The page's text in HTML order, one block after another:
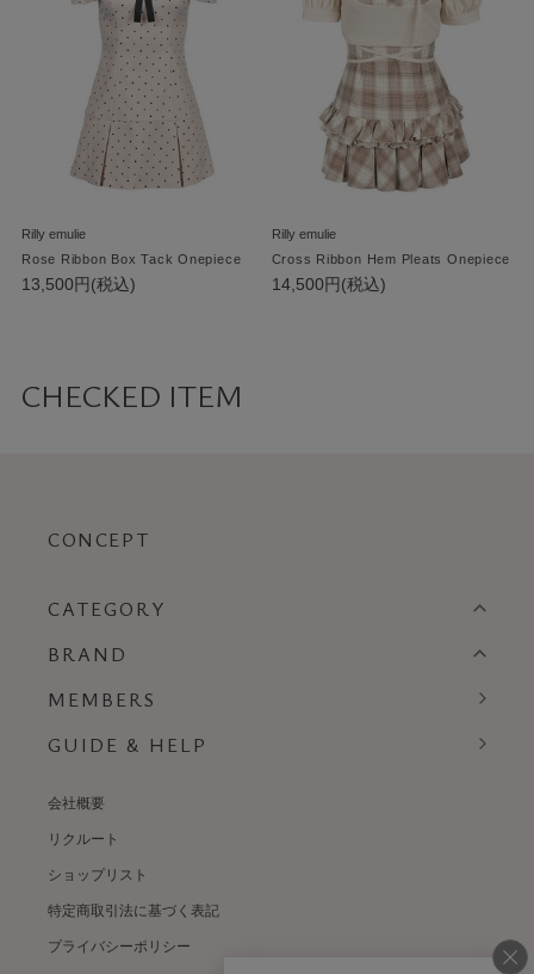
Rilly emulie
Rose Ribbon Box Tack Onepiece
13,500円(税込)
Rilly emulie
Cross Ribbon Hem Pleats Onepiece
14,500円(税込)
CHECKED ITEM
CONCEPT
CATEGORY
BRAND
MEMBERS
GUIDE & HELP
会社概要
リクルート
ショップリスト
特定商取引法に基づく表記
プライバシーポリシー